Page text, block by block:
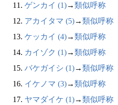
11. ゲンカイ (1)→類似呼称
12. アカイタマ (5)→類似呼称
13. ケッカイ (4)→類似呼称
14. カイゾク (1)→類似呼称
15. バケガイシ (1)→類似呼称
16. イケノマ (3)→類似呼称
17. ヤマダイケ (1)→類似呼称